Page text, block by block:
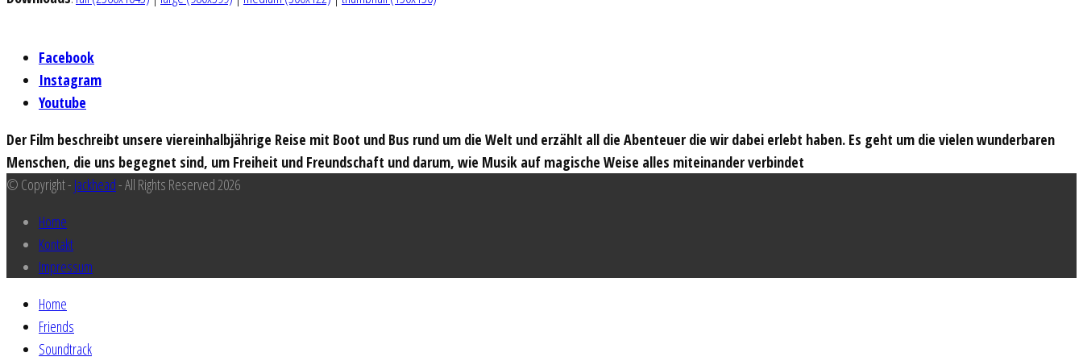
Facebook
Instagram
Youtube
Der Film beschreibt unsere viereinhalbjährige Reise mit Boot und Bus rund um die Welt und erzählt all die Abenteuer die wir dabei erlebt haben. Es geht um die vielen wunderbaren
Menschen, die uns begegnet sind, um Freiheit und Freundschaft und darum, wie Musik auf magische Weise alles miteinander verbindet
© Copyright - Jackhead- All Rights Reserved 2026
Home
Kontakt
Impressum
Home
Friends
Soundtrack